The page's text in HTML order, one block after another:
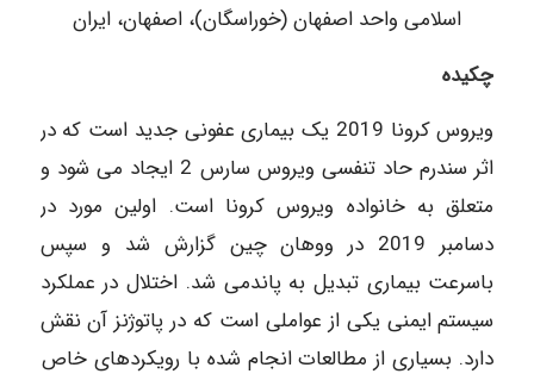
اسلامی واحد اصفهان (خوراسگان)، اصفهان، ایران
چکیده
ویروس کرونا 2019 یک بیماری عفونی جدید است که در
اثر سندرم حاد تنفسی ویروس سارس 2 ایجاد می شود و
متعلق به خانواده ویروس کرونا است. اولین مورد در
دسامبر 2019 در ووهان چین گزارش شد و سپس
باسرعت بیماری تبدیل به پاندمی شد. اختلال در عملکرد
سیستم ایمنی یکی از عواملی است که در پاتوژنز آن نقش
دارد. بسیاری از مطالعات انجام شده با رویکردهای خاص